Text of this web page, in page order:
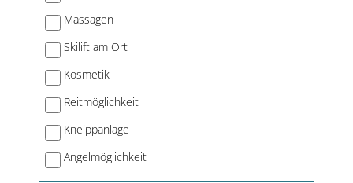
Massagen
Skilift am Ort
Kosmetik
Reitmöglichkeit
Kneippanlage
Angelmöglichkeit